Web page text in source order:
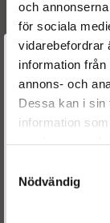
och
för sociala
vidarebefordrar
information
annons- och
Dessa kan i sin
information
Nödvändig
0445115032
0986435389
0445115074
0986435356
0445115073
0445115069
A 646 070 11 87
646 070 11 87
För att